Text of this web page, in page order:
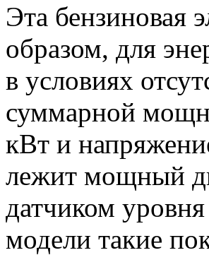
Эта бензиновая
образом, для
в условиях
суммарной
кВт и
лежит мощный
датчиком
модели такие